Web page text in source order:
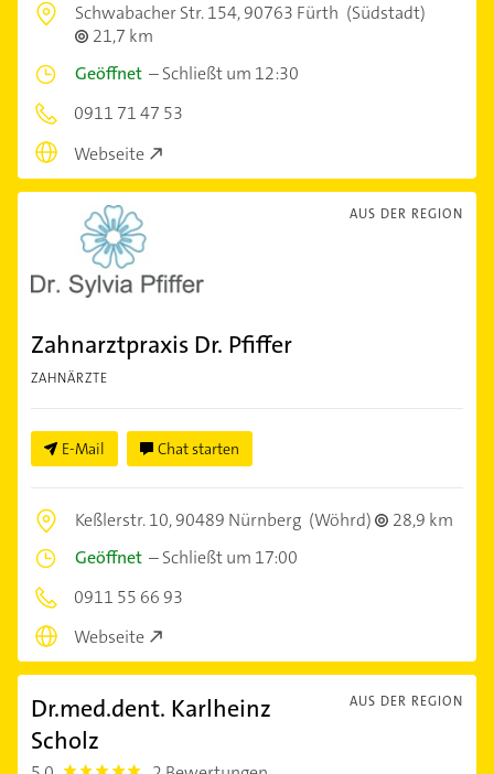
Schwabacher Str. 154,90763 Fürth (Südstadt)
21,7 km
Geöffnet –Schließt um 12:30
0911 71 47 53
Webseite
AUS DER REGION
Zahnarztpraxis Dr. Pfiffer
ZAHNÄRZTE
E-Mail Chat starten
Keßlerstr. 10,90489 Nürnberg (Wöhrd)
28,9 km
Geöffnet –Schließt um 17:00
0911 55 66 93
Webseite
AUS DER REGION
Dr.med.dent. Karlheinz
Scholz